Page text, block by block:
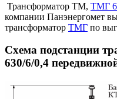
Трансформатор ТМ, ТМГ
компании Панэнергомет
трансформатор ТМГ по
Схема подстанции
630/6/0,4